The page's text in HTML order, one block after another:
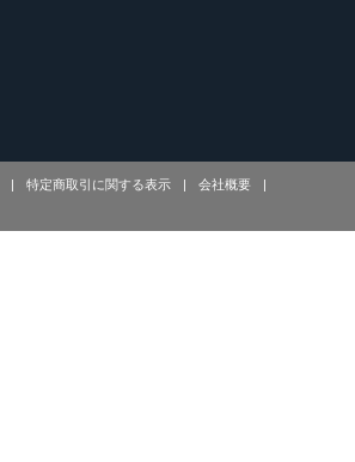
特定商取引に関する表示 会社概要